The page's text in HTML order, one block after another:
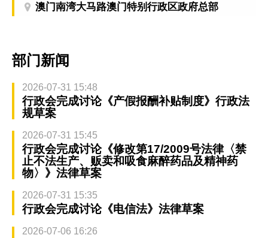
澳门南湾大马路澳门特别行政区政府总部
部门新闻
2026-07-31 15:48
行政会完成讨论《产假报酬补贴制度》行政法
规草案
2026-07-31 15:45
行政会完成讨论《修改第17/2009号法律〈禁
止不法生产、贩卖和吸食麻醉药品及精神药
物〉》法律草案
2026-07-31 15:35
行政会完成讨论《电信法》法律草案
2026-07-06 16:26